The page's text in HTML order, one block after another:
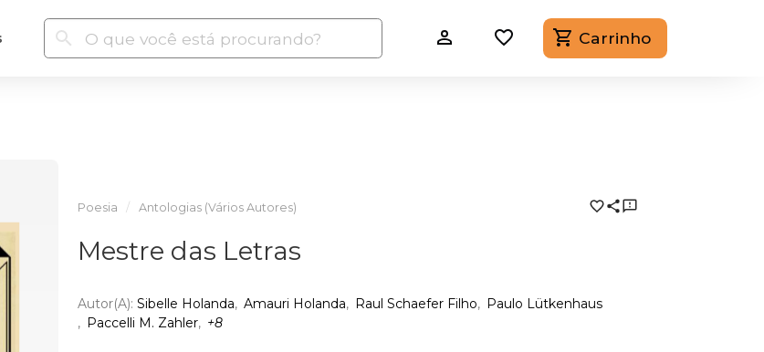
Carrinho
Poesia Antologias (Vários Autores)
Mestre das Letras
Autor(a): Sibelle Holanda Amauri Holanda Raul Schaefer Filho
Paulo Lütkenhaus
Paccelli M. Zahler
+8